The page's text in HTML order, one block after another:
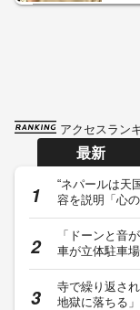
アクセスラン
最新
“ネパールは天
容を説明「心
「ドーンと音
車が立体駐車
寺で繰り返さ
地獄に落ちる